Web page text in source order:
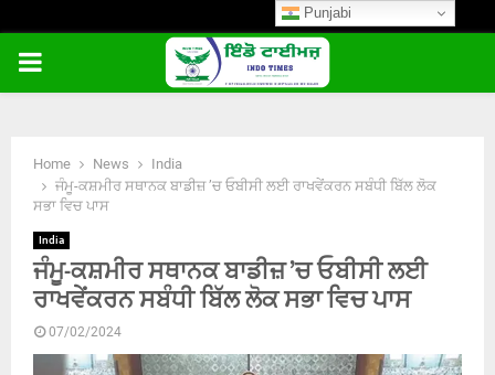
PRIMARY
Home News
India
ਜੰਮੂ-ਕਸ਼ਮੀਰ ਸਥਾਨਕ ਬਾਡੀਜ਼ ’ਚ ਓਬੀਸੀ ਲਈ ਰਾਖਵੇਂਕਰਨ ਸਬੰਧੀ ਬਿੱਲ ਲੋਕ
ਸਭਾ ਵਿਚ ਪਾਸ
India
ਜੰਮੂ-ਕਸ਼ਮੀਰ ਸਥਾਨਕ ਬਾਡੀਜ਼ ’ਚ ਓਬੀਸੀ ਲਈ
ਰਾਖਵੇਂਕਰਨ ਸਬੰਧੀ ਬਿੱਲ ਲੋਕ ਸਭਾ ਵਿਚ ਪਾਸ
07/02/2024
Punjabi